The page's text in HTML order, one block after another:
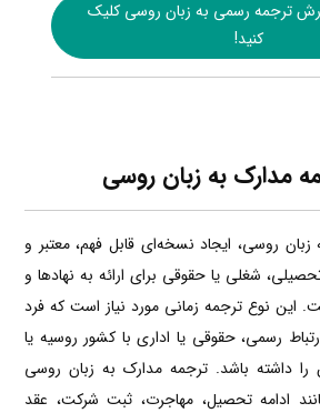
ترجمه رسمی به زبان روسی کلیک
کنید!
مدارک به زبان روسی
روسی، ایجاد نسخه‌ای قابل فهم، معتبر و
شغلی یا حقوقی برای ارائه به نهادها و
این نوع ترجمه زمانی مورد نیاز است که فرد
رسمی، حقوقی یا اداری با کشور روسیه یا
داشته باشد. ترجمه مدارک به زبان روسی
ادامه تحصیل، مهاجرت، ثبت شرکت، عقد